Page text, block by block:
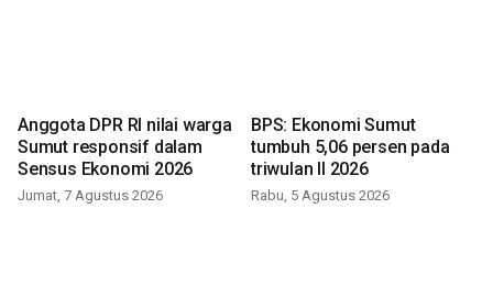
Anggota DPR RI nilai warga
Sumut responsif dalam
Sensus Ekonomi 2026
Jumat, 7 Agustus 2026
BPS: Ekonomi Sumut
tumbuh 5,06 persen pada
triwulan II 2026
Rabu, 5 Agustus 2026